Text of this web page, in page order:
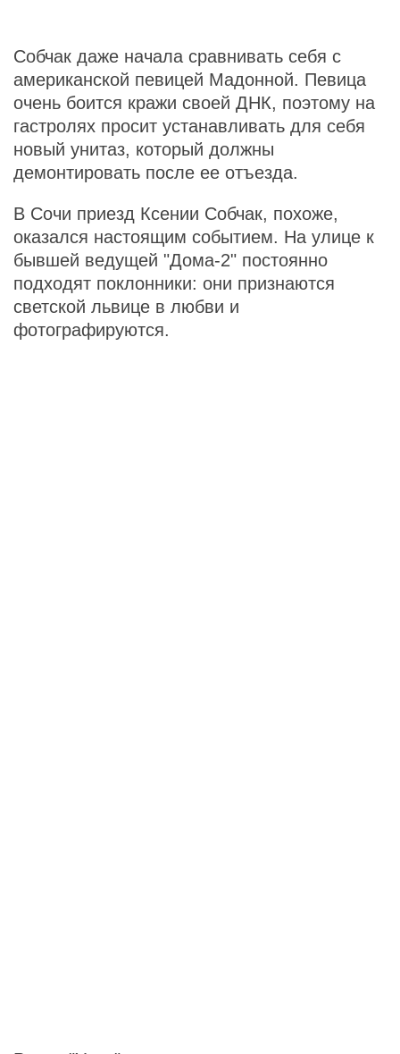
Собчак даже начала сравнивать себя с
американской певицей Мадонной. Певица
очень боится кражи своей ДНК, поэтому на
гастролях просит устанавливать для себя
новый унитаз, который должны
демонтировать после ее отъезда.
В Сочи приезд Ксении Собчак, похоже,
оказался настоящим событием. На улице к
бывшей ведущей "Дома-2" постоянно
подходят поклонники: они признаются
светской львице в любви и
фотографируются.